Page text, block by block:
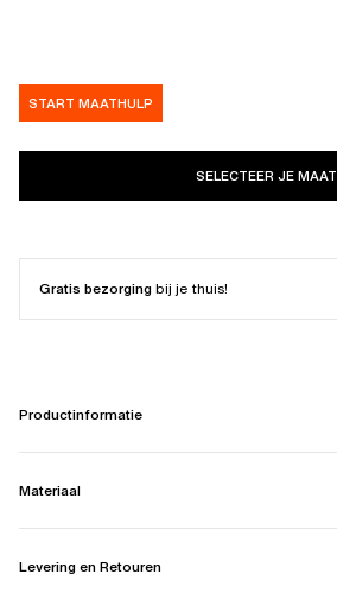
START MAATHULP
SELECTEER JE MAAT
Gratis bezorgingbij je thuis!
Productinformatie
Materiaal
Levering en Retouren